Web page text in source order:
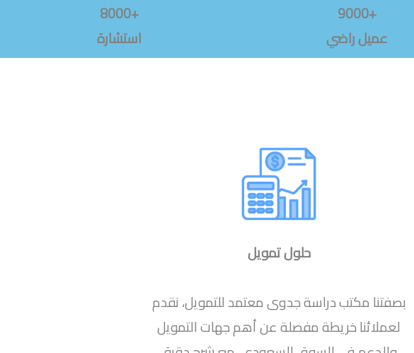
+9000
عميل راضي
+8000
استشارة
حلول تمويل
بصفتنا مكتب دراسة جدوى معتمد للتمويل، نقدم
لعملائنا خريطة مفصلة عن أهم جهات التمويل